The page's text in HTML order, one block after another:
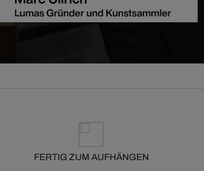
FERTIG ZUM AUFHÄNGEN